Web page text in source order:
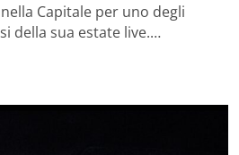
Capitale per uno degli
della sua estate live.…